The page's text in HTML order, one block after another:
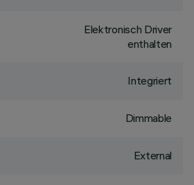
Elektronisch Driver
enthalten
Integriert
Dimmable
External